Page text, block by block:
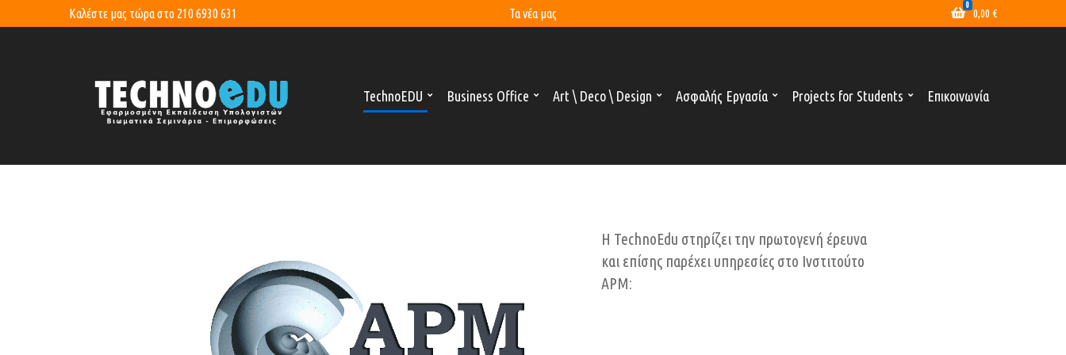
Καλέστε μας τώρα στο 210 6930 631 Τα νέα μας
0
0,00 €
TechnoEDU Business Office Art \ Deco \ Design Ασφαλής Εργασία Projects for Students Επικοινωνία
H TechnoEdu στηρίζει την πρωτογενή έρευνα
και επίσης παρέχει υπηρεσίες στο Ινστιτούτο
APM: